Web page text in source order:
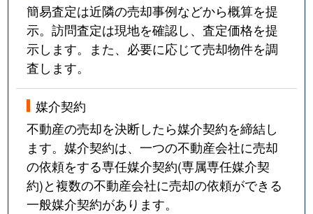
簡易査定は近隣の売却事例などから概算を提
示。訪問査定は現地を確認し、査定価格を提
示します。また、必要に応じて売却物件を調
査します。
媒介契約
不動産の売却を決断したら媒介契約を締結し
ます。媒介契約は、一つの不動産会社に売却
の依頼をする専任媒介契約(専属専任媒介契
約)と複数の不動産会社に売却の依頼ができる
一般媒介契約があります。